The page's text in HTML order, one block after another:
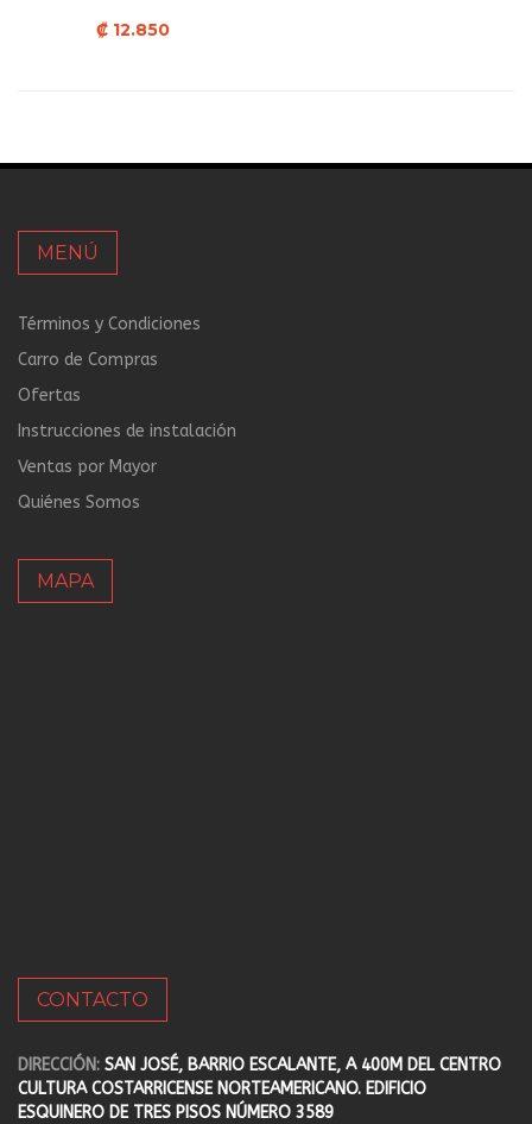
₡ 12.850
MENÚ
Términos y Condiciones
Carro de Compras
Ofertas
Instrucciones de instalación
Ventas por Mayor
Quiénes Somos
MAPA
CONTACTO
DIRECCIÓN: SAN JOSÉ, BARRIO ESCALANTE, A 400M DEL CENTRO
CULTURA COSTARRICENSE NORTEAMERICANO. EDIFICIO
ESQUINERO DE TRES PISOS NÚMERO 3589